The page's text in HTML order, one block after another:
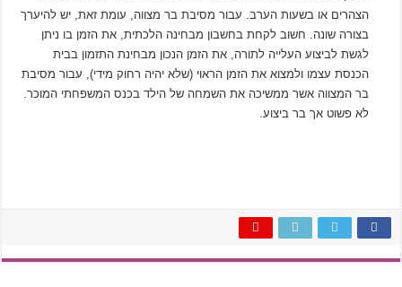
הצהרים או בשעות הערב. עבור מסיבת בר מצווה, עומת זאת, יש להיערך
בצורה שונה. חשוב לקחת בחשבון מבחינה הלכתית, את הזמן בו ניתן
לגשת לביצוע העלייה לתורה, את הזמן הנכון מבחינת התזמון בבית
הכנסת עצמו ולמצוא את הזמן הראוי (שלא יהיה רחוק מידי), עבור מסיבת
בר המצווה אשר ממשיכה את השמחה של הילד בכנס המשפחתי המוכר.
לא פשוט אך בר ביצוע.